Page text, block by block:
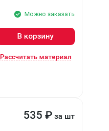
Можно заказать
В корзину
Рассчитать материал
535 ₽ за шт